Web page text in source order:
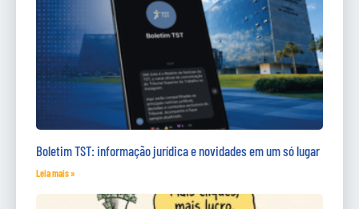
Boletim TST: informação jurídica e novidades em um só lugar
Leia mais »